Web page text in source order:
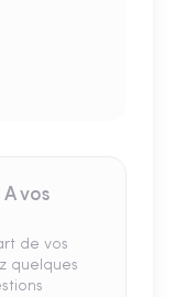
vos
de vos
quelques